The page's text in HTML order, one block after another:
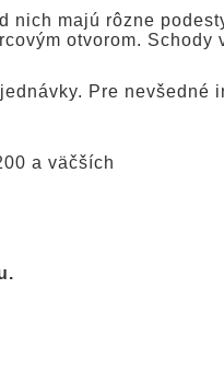
majú rôzne
otvorom. Schody
Pre nevšedné
a väčších